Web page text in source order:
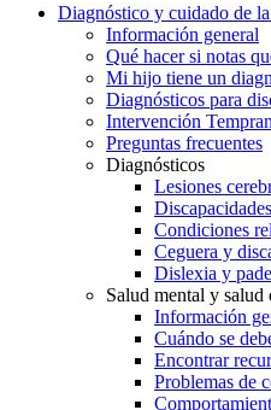
Diagnóstico y cuidado de
Información general
Qué hacer si notas
Mi hijo tiene un
Diagnósticos para
Intervención
Preguntas frecuentes
Diagnósticos
Lesiones
Condiciones
Ceguera y
Dislexia y
Salud mental y
Información
Cuándo se
Encontrar
Problemas de